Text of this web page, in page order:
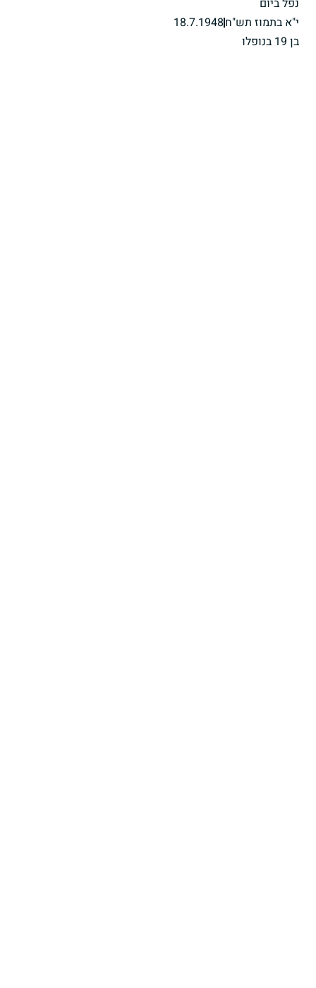
י"א בתמוז תש"ח18.7.1948
בן 19 בנופלו